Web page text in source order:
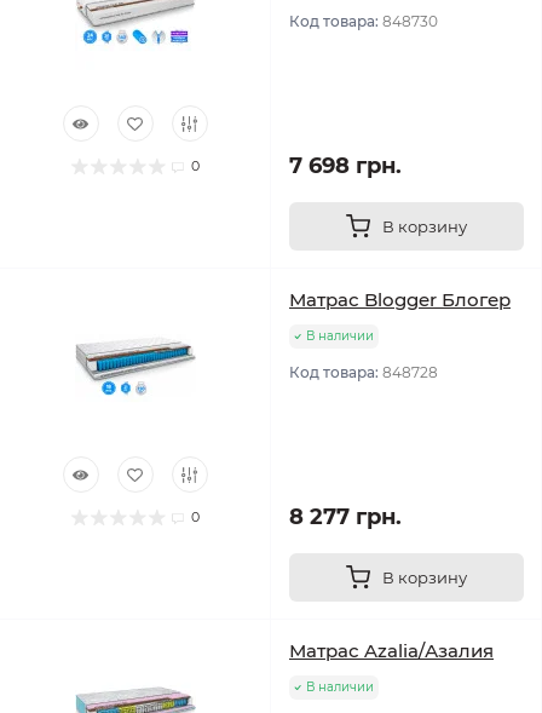
0
Код товара: 848730
7 698 грн.
В корзину
0
Матрас Blogger Блогер
В наличии
Код товара: 848728
8 277 грн.
В корзину
Матрас Azalia/Азалия
В наличии